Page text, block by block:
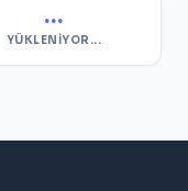
...
YÜKLENIYOR...